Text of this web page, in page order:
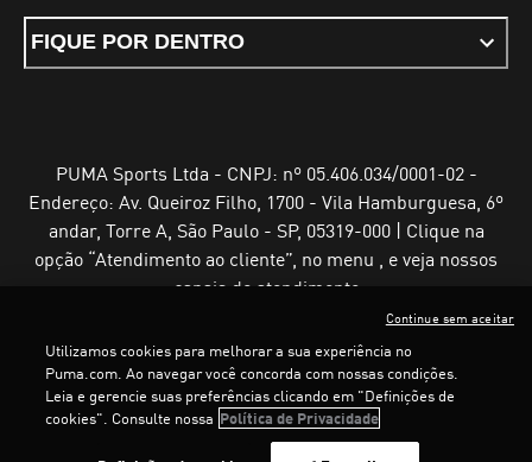
LOADING...
FIQUE POR DENTRO
PUMA Sports Ltda - CNPJ: nº 05.406.034/0001-02 -
Endereço: Av. Queiroz Filho, 1700 - Vila Hamburguesa, 6º
andar, Torre A, São Paulo - SP, 05319-000 | Clique na
opção “Atendimento ao cliente”, no menu , e veja nossos
canais de atendimento
Termos e Condições de UsoPolítica de Privacidade
Configurador de cookies
Utilizamos cookies para melhorar a sua experiência no
Puma.com. Ao navegar você concorda com nossas condições.
Leia e gerencie suas preferências clicando em "Definições de
cookies". Consulte nossa Política de Privacidade
Continue sem aceitar